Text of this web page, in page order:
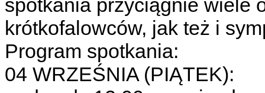
spotkania przyciągnie wiele
krótkofalowców, jak też i
Program spotkania:
04 WRZEŚNIA (PIĄTEK):